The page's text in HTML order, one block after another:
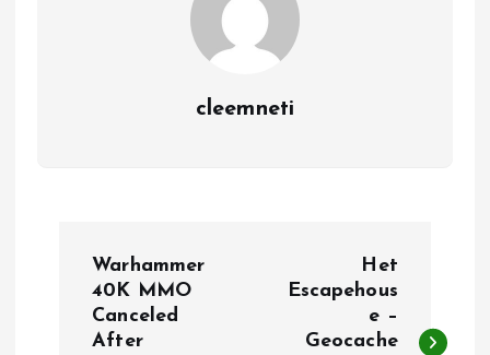
cleemneti
Warhammer
40K MMO
Canceled
After
Het
Escapehous
e –
Geocache